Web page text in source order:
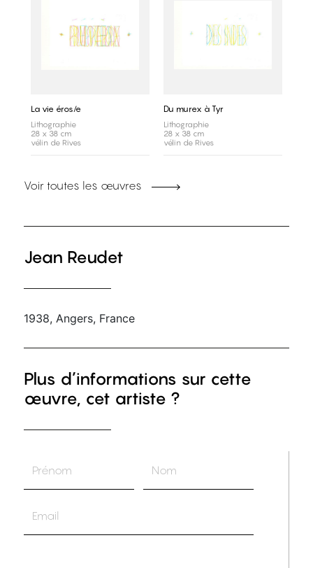
La vie éros/e
Lithographie
28 x 38 cm
vélin de Rives
Du murex à Tyr
Lithographie
28 x 38 cm
vélin de Rives
Voir toutes les œuvres
Jean Reudet
1938, Angers, France
Plus d’informations sur cette
œuvre, cet artiste ?